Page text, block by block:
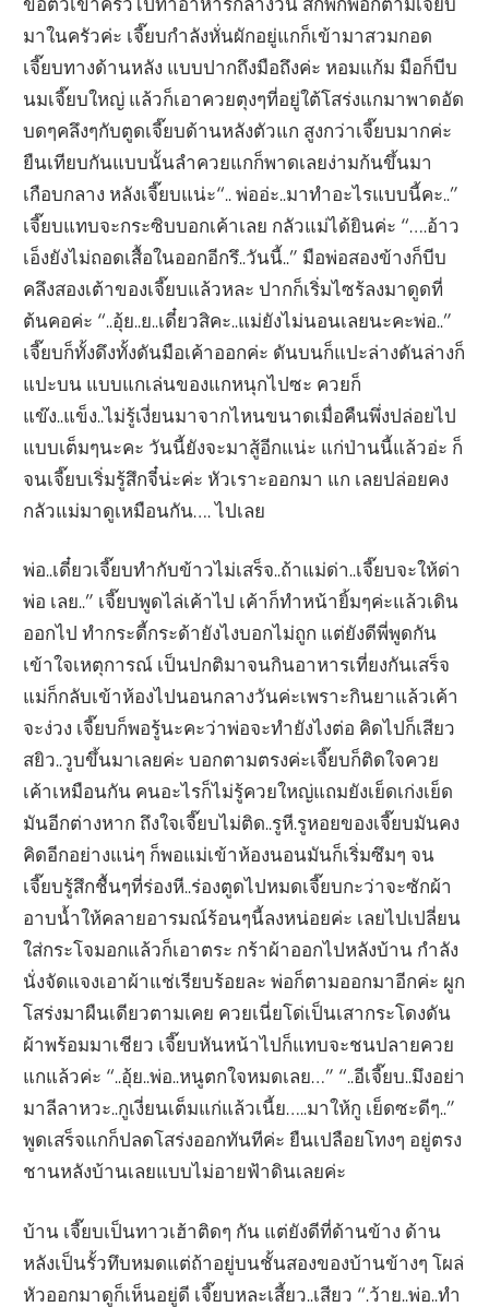
มาในครัวค่ะ เจี๊ยบกำลังหั่นผักอยู่แกก็เข้ามาสวมกอด
เจี๊ยบทางด้านหลัง แบบปากถึงมือถึงค่ะ หอมแก้ม มือก็บีบ
นมเจี๊ยบใหญ่ แล้วก็เอาควยตุงๆที่อยู่ใต้โสร่งแกมาพาดอัด
บดๆคลึงๆกับตูดเจี๊ยบด้านหลังตัวแก สูงกว่าเจี๊ยบมากค่ะ
ยืนเทียบกันแบบนั้นลำควยแกก็พาดเลยง่ามก้นขึ้นมา
เกือบกลาง หลังเจี๊ยบแน่ะ“.. พ่ออ่ะ..มาทำอะไรแบบนี้คะ..”
เจี๊ยบแทบจะกระซิบบอกเค้าเลย กลัวแม่ได้ยินค่ะ “….อ้าว
เอ็งยังไม่ถอดเสื้อในออกอีกรึ..วันนี้..” มือพ่อสองข้างก็บีบ
คลึงสองเต้าของเจี๊ยบแล้วหละ ปากก็เริ่มไซร้ลงมาดูดที่
ต้นคอค่ะ “..อุ้ย..ย..เดี๋ยวสิคะ..แม่ยังไม่นอนเลยนะคะพ่อ..”
เจี๊ยบก็ทั้งดึงทั้งดันมือเค้าออกค่ะ ดันบนก็แปะล่างดันล่างก็
แปะบน แบบแกเล่นของแกหนุกไปซะ ควยก็
แข๊ง..แข็ง..ไม่รู้เงี่ยนมาจากไหนขนาดเมื่อคืนพึ่งปล่อยไป
แบบเต็มๆนะคะ วันนี้ยังจะมาสู้อีกแน่ะ แก่ป่านนี้แล้วอ่ะ ก็
จนเจี๊ยบเริ่มรู้สึกจี๋น่ะค่ะ หัวเราะออกมา แก เลยปล่อยคง
กลัวแม่มาดูเหมือนกัน…. ไปเลย
พ่อ..เดี๋ยวเจี๊ยบทำกับข้าวไม่เสร็จ..ถ้าแม่ด่า..เจี๊ยบจะให้ด่า
พ่อ เลย..” เจี๊ยบพูดไล่เค้าไป เค้าก็ทำหน้ายิ้มๆค่ะแล้วเดิน
ออกไป ทำกระดี้กระด้ายังไงบอกไม่ถูก แต่ยังดีพี่พูดกัน
เข้าใจเหตุการณ์ เป็นปกติมาจนกินอาหารเที่ยงกันเสร็จ
แม่ก็กลับเข้าห้องไปนอนกลางวันค่ะเพราะกินยาแล้วเค้า
จะง่วง เจี๊ยบก็พอรู้นะคะว่าพ่อจะทำยังไงต่อ คิดไปก็เสียว
สยิว..วูบขึ้นมาเลยค่ะ บอกตามตรงค่ะเจี๊ยบก็ติดใจควย
เค้าเหมือนกัน คนอะไรก็ไม่รู้ควยใหญ่แถมยังเย็ดเก่งเย็ด
มันอีกต่างหาก ถึงใจเจี๊ยบไม่ติด..รูหี.รูหอยของเจี๊ยบมันคง
คิดอีกอย่างแน่ๆ ก็พอแม่เข้าห้องนอนมันก็เริ่มซึมๆ จน
เจี๊ยบรู้สึกชื้นๆที่ร่องหี..ร่องตูดไปหมดเจี๊ยบกะว่าจะซักผ้า
อาบน้ำให้คลายอารมณ์ร้อนๆนี้ลงหน่อยค่ะ เลยไปเปลี่ยน
ใส่กระโจมอกแล้วก็เอาตระ กร้าผ้าออกไปหลังบ้าน กำลัง
นั่งจัดแจงเอาผ้าแช่เรียบร้อยละ พ่อก็ตามออกมาอีกค่ะ ผูก
โสร่งมาผืนเดียวตามเคย ควยเนี่ยโด่เป็นเสากระโดงดัน
ผ้าพร้อมมาเชียว เจี๊ยบหันหน้าไปก็แทบจะชนปลายควย
แกแล้วค่ะ “..อุ้ย..พ่อ..หนูตกใจหมดเลย…” “..อีเจี๊ยบ..มึงอย่า
มาลีลาหวะ..กูเงี่ยนเต็มแก่แล้วเนี้ย…..มาให้กู เย็ดซะดีๆ..”
พูดเสร็จแกก็ปลดโสร่งออกทันทีค่ะ ยืนเปลือยโทงๆ อยู่ตรง
ชานหลังบ้านเลยแบบไม่อายฟ้าดินเลยค่ะ
บ้าน เจี๊ยบเป็นทาวเฮ้าติดๆ กัน แต่ยังดีที่ด้านข้าง ด้าน
หลังเป็นรั้วทึบหมดแต่ถ้าอยู่บนชั้นสองของบ้านข้างๆ โผล่
หัวออกมาดูก็เห็นอยู่ดี เจี๊ยบหละเสี้ยว..เสียว “.ว้าย..พ่อ..ทำ